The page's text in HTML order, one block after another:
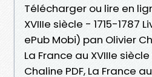
Télécharger ou lire en
XVIIIe siècle - 1715-1787
ePub Mobi) pan Olivier
La France au XVIIIe
Chaline PDF, La France